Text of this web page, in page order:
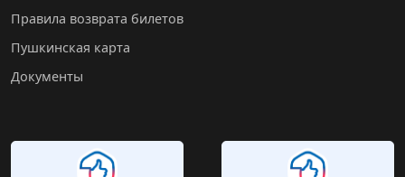
Правила возврата билетов
Пушкинская карта
Документы